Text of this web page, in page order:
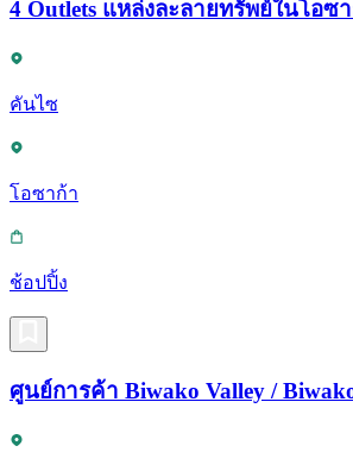
4 Outlets แหล่งละลายทรัพย์ในโอซ
คันไซ
โอซาก้า
ช้อปปิ้ง
ศูนย์การค้า Biwako Valley /